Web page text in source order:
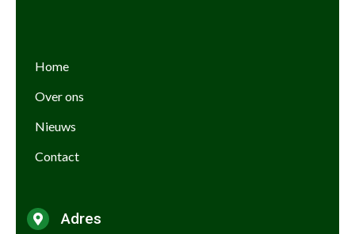
Home
Over ons
Nieuws
Contact
Adres